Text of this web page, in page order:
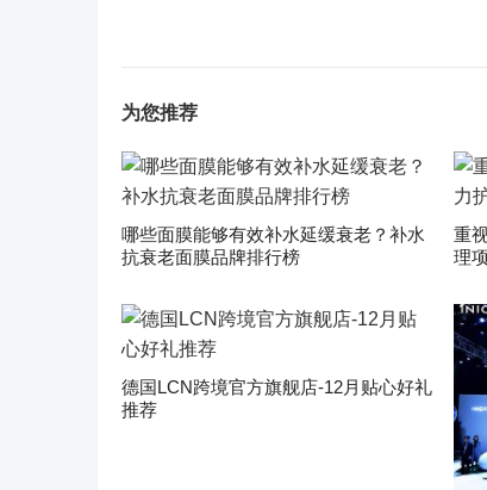
为您推荐
哪些面膜能够有效补水延缓衰老？补水
抗衰老面膜品牌排行榜
重
理
德国LCN跨境官方旗舰店-12月贴心好礼
推荐